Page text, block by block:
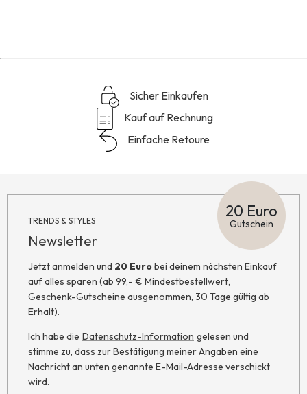
Sicher Einkaufen
Kauf auf Rechnung
Einfache Retoure
TRENDS & STYLES
Newsletter
20 Euro
Gutschein
Jetzt anmelden und 20 Eurobei deinem nächsten Einkauf
auf alles sparen (ab 99,- € Mindestbestellwert,
Geschenk-Gutscheine ausgenommen, 30 Tage gültig ab
Erhalt).
Ich habe die Datenschutz-Information gelesen und
stimme zu, dass zur Bestätigung meiner Angaben eine
Nachricht an unten genannte E-Mail-Adresse verschickt
wird.